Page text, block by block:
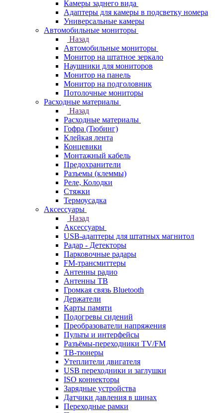
Камеры заднего вида
Адаптеры для камеры в подсветку номера
Универсальные камеры
Автомобильные мониторы
Назад
Автомобильные мониторы
Монитор на штатное зеркало
Наушники для мониторов
Монитор на панель
Монитор на подголовник
Потолочные мониторы
Расходные материалы
Назад
Расходные материалы
Гофра (Тюбинг)
Клейкая лента
Концевики
Монтажный кабель
Предохранители
Разъемы (клеммы)
Реле, Колодки
Стяжки
Термоусадка
Аксессуары
Назад
Аксессуары
USB-адаптеры для штатных магнитол
Радар - Детекторы
Парковочные радары
FM-трансмиттеры
Антенны радио
Антенны ТВ
Громкая связь Bluetooth
Держатели
Карты памяти
Подогревы сидений
Преобразователи напряжения
Пульты и интерфейсы
Разъёмы-переходники TV/FM
ТВ-тюнеры
Утеплители двигателя
USB переходники и заглушки
ISO коннекторы
Зарядные устройства
Датчики давления в шинах
Переходные рамки